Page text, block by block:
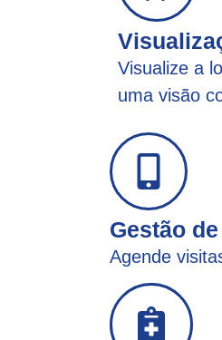
Visualize a
uma visão
Gestão
Agende